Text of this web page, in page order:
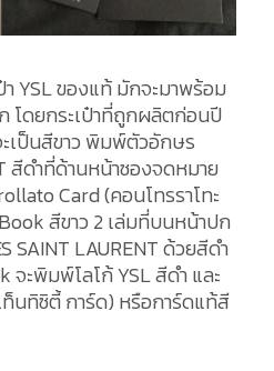
YSL ของแท้ มักจะมาพร้อม
โดยกระเป๋าที่ถูกผลิตก่อนปี
เป็นสีขาว พิมพ์ตัวอักษร
สีดำที่ด้านหน้าซองจดหมาย
Card (คอนโทรราโทะ
Book สีขาว 2 เล่มที่บนหน้าปก
SAINT LAURENT ด้วยสีดำ
จะพิมพ์โลโก้ YSL สีดำ และ
นทิซิตี้ การ์ด) หรือการ์ดแท้สี